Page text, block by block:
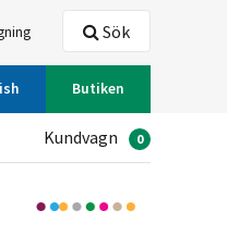
Butiken
Sök
Kundvagn 0